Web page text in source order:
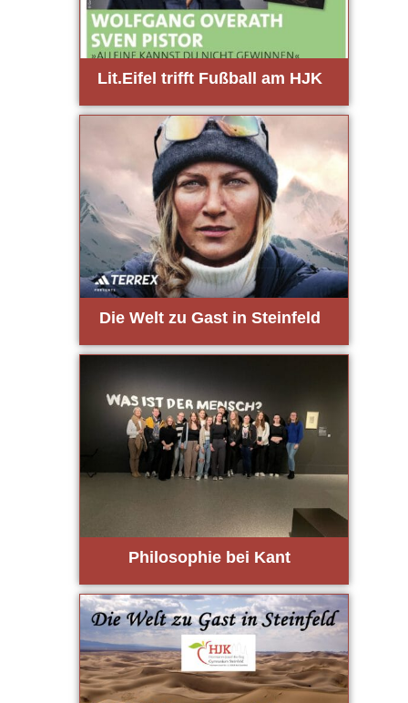
Lit.Eifel trifft Fuß­ball am HJK
Die Welt zu Gast in Stein­feld
Phi­lo­so­phie bei Kant